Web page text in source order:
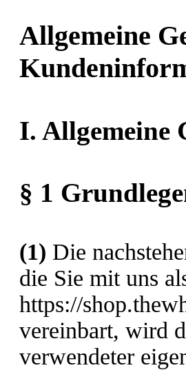
Allgemeine
I. Allgemeine
§ 1
(1) Die
die Sie mit uns
https://
vereinbart, wird
verwendeter